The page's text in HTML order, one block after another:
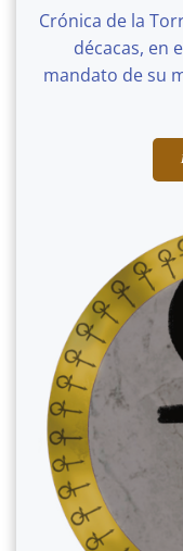
Crónica de la
décacas, en
mandato de su